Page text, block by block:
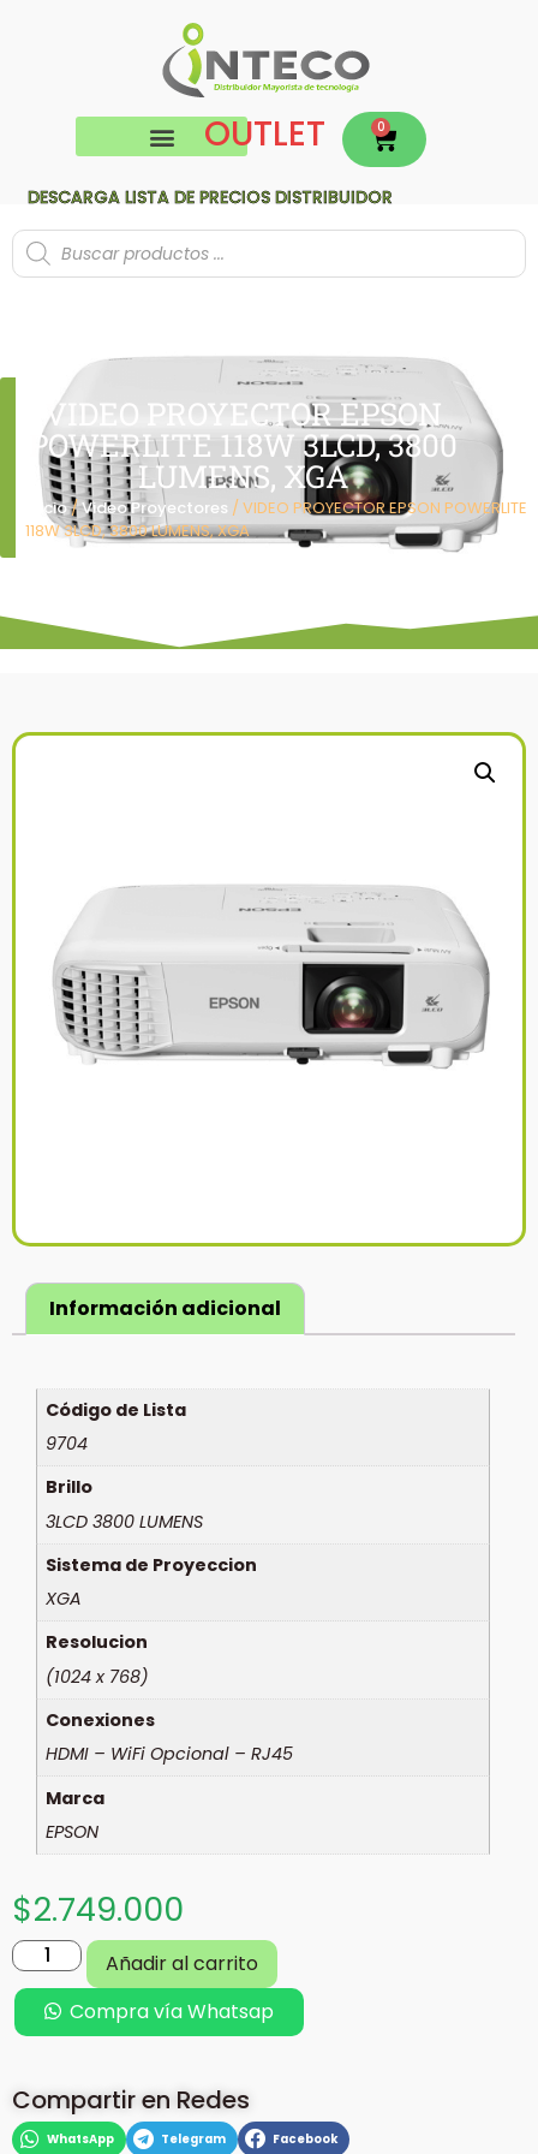
OUTLET 0
DESCARGA LISTA DE PRECIOS DISTRIBUIDOR
VIDEO PROYECTOR EPSON
POWERLITE 118W 3LCD, 3800
LUMENS, XGA
Inicio/Video Proyectores / VIDEO PROYECTOR EPSON POWERLITE
118W 3LCD, 3800 LUMENS, XGA
Información adicional
Código de Lista
9704
Brillo
3LCD 3800 LUMENS
Sistema de Proyeccion
XGA
Resolucion
(1024 x 768)
Conexiones
HDMI – WiFi Opcional – RJ45
Marca
EPSON
$2.749.000
Añadir al carrito
Compra vía Whatsap
Compartir en Redes
WhatsApp Telegram Facebook